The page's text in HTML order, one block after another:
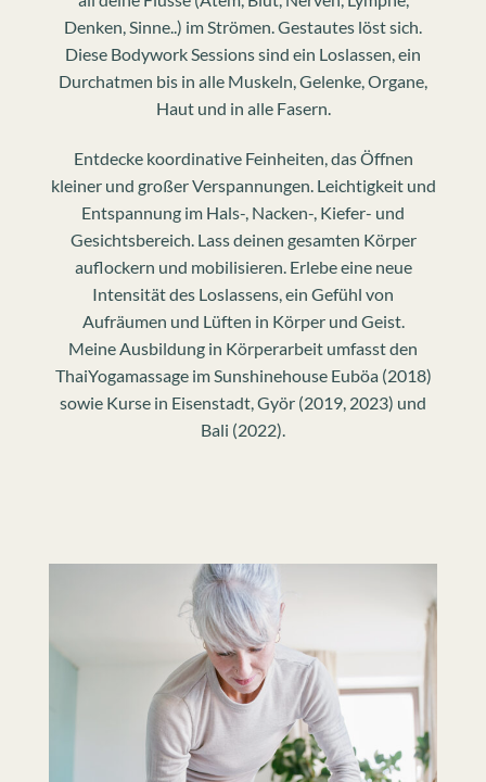
Denken, Sinne..) im Strömen. Gestautes löst sich.
Diese Bodywork Sessions sind ein Loslassen, ein
Durchatmen bis in alle Muskeln, Gelenke, Organe,
Haut und in alle Fasern.
Entdecke koordinative Feinheiten, das Öffnen
kleiner und großer Verspannungen. Leichtigkeit und
Entspannung im Hals-, Nacken-, Kiefer- und
Gesichtsbereich. Lass deinen gesamten Körper
auflockern und mobilisieren. Erlebe eine neue
Intensität des Loslassens, ein Gefühl von
Aufräumen und Lüften in Körper und Geist.
Meine Ausbildung in Körperarbeit umfasst den
ThaiYogamassage im Sunshinehouse Euböa (2018)
sowie Kurse in Eisenstadt, Györ (2019, 2023) und
Bali (2022).